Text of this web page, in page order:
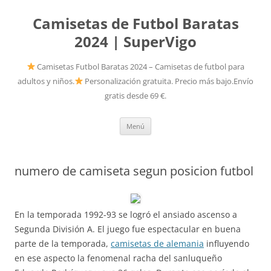
Camisetas de Futbol Baratas
2024 | SuperVigo
Camisetas Futbol Baratas 2024 – Camisetas de futbol para
adultos y niños.
Personalización gratuita. Precio más bajo.Envío
gratis desde 69 €.
Menú
numero de camiseta segun posicion futbol
En la temporada 1992-93 se logró el ansiado ascenso a
Segunda División A. El juego fue espectacular en buena
parte de la temporada, camisetas de alemania influyendo
en ese aspecto la fenomenal racha del sanluqueño